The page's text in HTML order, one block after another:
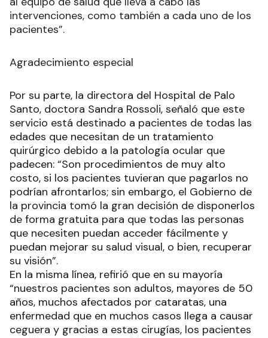
intervenciones, como también a cada uno de los
pacientes”.
Agradecimiento especial
Por su parte, la directora del Hospital de Palo
Santo, doctora Sandra Rossoli, señaló que este
servicio está destinado a pacientes de todas las
edades que necesitan de un tratamiento
quirúrgico debido a la patología ocular que
padecen: “Son procedimientos de muy alto
costo, si los pacientes tuvieran que pagarlos no
podrían afrontarlos; sin embargo, el Gobierno de
la provincia tomó la gran decisión de disponerlos
de forma gratuita para que todas las personas
que necesiten puedan acceder fácilmente y
puedan mejorar su salud visual, o bien, recuperar
su visión”.
En la misma línea, refirió que en su mayoría
“nuestros pacientes son adultos, mayores de 50
años, muchos afectados por cataratas, una
enfermedad que en muchos casos llega a causar
ceguera y gracias a estas cirugías, los pacientes